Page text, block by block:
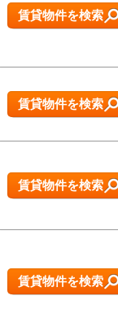
賃貸物件を検索
賃貸物件を検索
賃貸物件を検索
賃貸物件を検索